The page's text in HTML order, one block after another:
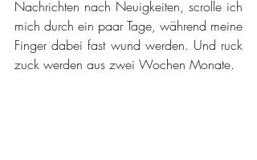
Nachrichten nach Neuigkeiten, scrolle ich
mich durch ein paar Tage, während meine
Finger dabei fast wund werden. Und ruck
zuck werden aus zwei Wochen Monate.